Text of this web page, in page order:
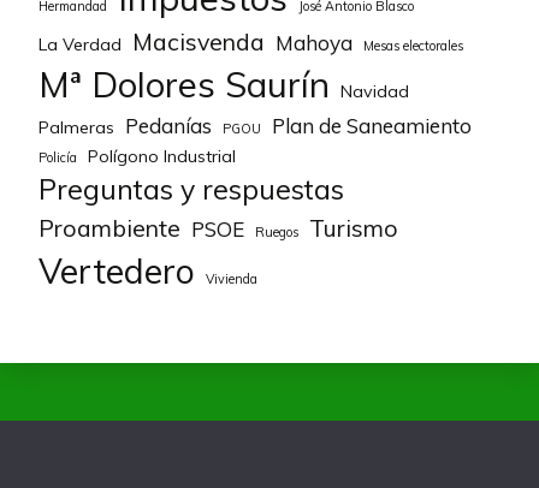
Hermandad José Antonio Blasco
La Verdad Macisvenda Mahoya Mesas electorales
Mª Dolores Saurín
Navidad
Palmeras
Pedanías PGOU Plan de Saneamiento
Policía Polígono Industrial
Preguntas y respuestas
Proambiente PSOE Ruegos Turismo
Vertedero Vivienda